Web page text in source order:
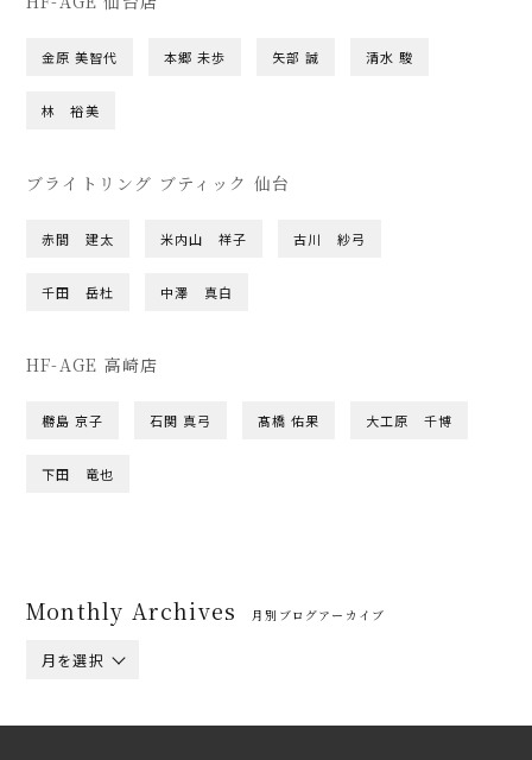
金原 美智代 本郷 未歩 矢部 誠 清水 駿
林 裕美
ブライトリング ブティック 仙台
赤間 建太 米内山 祥子 古川 紗弓
千田 岳杜 中澤 真白
HF-AGE 高崎店
橳島 京子 石関 真弓 髙橋 佑果 大工原 千博
下田 竜也
Monthly Archives 月別ブログアーカイブ
月を選択